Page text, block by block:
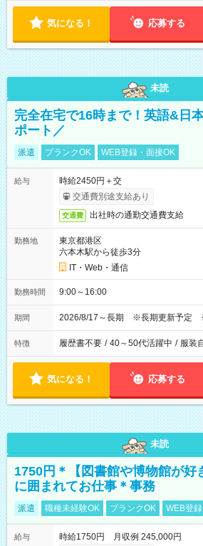
気になる！ 応募する
未読
完全在宅で16時まで！英語&日
ポート／
派遣 ブランクOK WEB登録・面接OK
給与
時給2450円＋交
交通費別途支給あり
交通費 出社時の通勤交通費支給
勤務地
東京都港区
六本木駅から徒歩3分
IT・Web・通信
勤務時間 9:00～16:00
期間 2026/8/17～長期 ※長期更新予定
特徴 履歴書不要 / 40～50代活躍中 / 服装
気になる！ 応募する
未読
1750円＊【図書館や博物館が好
に囲まれてお仕事＊事務
派遣 職種未経験OK ブランクOK WEB登
給与
時給1750円 月収例 245,000円